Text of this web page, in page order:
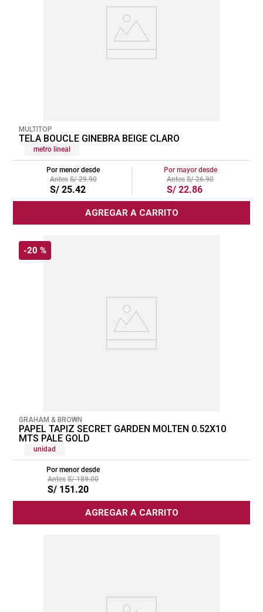
MULTITOP
TELA BOUCLE GINEBRA BEIGE CLARO
metro lineal
Por menor desde
S/ 29.90
S/ 25.42
Por mayor desde
S/ 26.90
S/ 22.86
AGREGAR A CARRITO
-20 %
GRAHAM & BROWN
PAPEL TAPIZ SECRET GARDEN MOLTEN 0.52X10
MTS PALE GOLD
unidad
Por menor desde
S/ 189.00
S/ 151 .20
AGREGAR A CARRITO